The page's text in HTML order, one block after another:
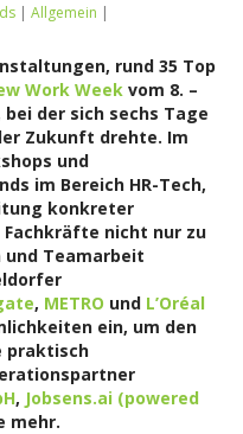
| Allgemein |
rund 35 Top
Work Week vom 8. –
bei der sich sechs Tage
Zukunft drehte. Im
und
im Bereich HR-Tech,
konkreter
nicht nur zu
und Teamarbeit
, METRO und L’Oréal
ein, um den
praktisch
, Jobsens.ai (powered
mehr.